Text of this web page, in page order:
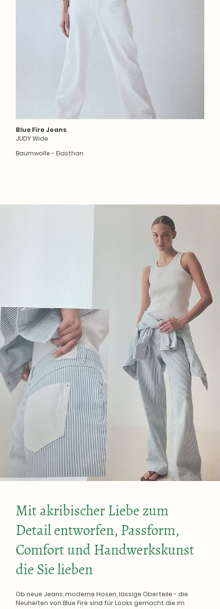
Blue Fire Jeans
JUDY Wide
Baumwolle - Elasthan
Mit akribischer Liebe zum
Detail entworfen, Passform,
Comfort und Handwerkskunst
die Sie lieben
Ob neue Jeans, moderne Hosen, lässige Oberteile - die
Neuheiten von Blue Fire sind für Looks gemacht die im